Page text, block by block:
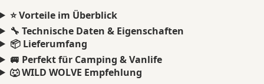
⭐ Vorteile im Überblick
🔧 Technische Daten & Eigenschaften
📦 Lieferumfang
🚐 Perfekt für Camping & Vanlife
🐺 WILD WOLVE Empfehlung